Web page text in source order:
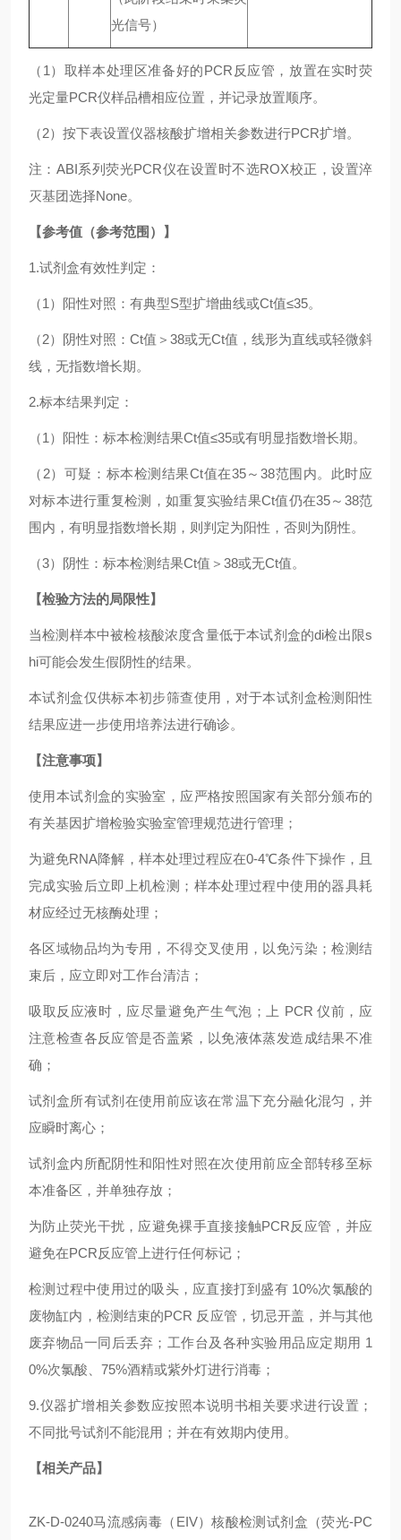
光信号）
（1）取样本处理区准备好的PCR反应管，放置在实时荧
光定量PCR仪样品槽相应位置，并记录放置顺序。
（2）按下表设置仪器核酸扩增相关参数进行PCR扩增。
注：ABI系列荧光PCR仪在设置时不选ROX校正，设置淬
灭基团选择None。
【参考值（参考范围）】
1.试剂盒有效性判定：
（1）阳性对照：有典型S型扩增曲线或Ct值≤35。
（2）阴性对照：Ct值＞38或无Ct值，线形为直线或轻微斜
线，无指数增长期。
2.标本结果判定：
（1）阳性：标本检测结果Ct值≤35或有明显指数增长期。
（2）可疑：标本检测结果Ct值在35～38范围内。此时应
对标本进行重复检测，如重复实验结果Ct值仍在35～38范
围内，有明显指数增长期，则判定为阳性，否则为阴性。
（3）阴性：标本检测结果Ct值＞38或无Ct值。
【检验方法的局限性】
当检测样本中被检核酸浓度含量低于本试剂盒的di检出限s
hi可能会发生假阴性的结果。
本试剂盒仅供标本初步筛查使用，对于本试剂盒检测阳性
结果应进一步使用培养法进行确诊。
【注意事项】
使用本试剂盒的实验室，应严格按照国家有关部分颁布的
有关基因扩增检验实验室管理规范进行管理；
为避免RNA降解，样本处理过程应在0-4℃条件下操作，且
完成实验后立即上机检测；样本处理过程中使用的器具耗
材应经过无核酶处理；
各区域物品均为专用，不得交叉使用，以免污染；检测结
束后，应立即对工作台清洁；
吸取反应液时，应尽量避免产生气泡；上 PCR 仪前，应
注意检查各反应管是否盖紧，以免液体蒸发造成结果不准
确；
试剂盒所有试剂在使用前应该在常温下充分融化混匀，并
应瞬时离心；
试剂盒内所配阴性和阳性对照在次使用前应全部转移至标
本准备区，并单独存放；
为防止荧光干扰，应避免裸手直接接触PCR反应管，并应
避免在PCR反应管上进行任何标记；
检测过程中使用过的吸头，应直接打到盛有 10%次氯酸的
废物缸内，检测结束的PCR 反应管，切忌开盖，并与其他
废弃物品一同后丢弃；工作台及各种实验用品应定期用 1
0%次氯酸、75%酒精或紫外灯进行消毒；
9.仪器扩增相关参数应按照本说明书相关要求进行设置；
不同批号试剂不能混用；并在有效期内使用。
【相关产品】
ZK-D-0240马流感病毒（EIV）核酸检测试剂盒（荧光-PC